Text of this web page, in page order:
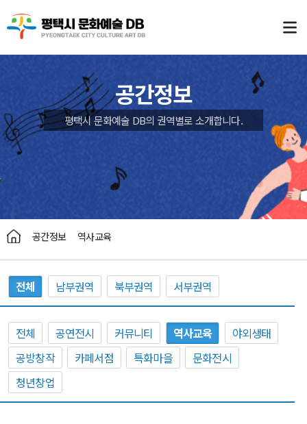
공간정보
평택시 문화예술 DB의 권역별로 소개합니다.
공간정보 역사교육
전체 남부권역 북부권역 서부권역
전체 공연전시 커뮤니티 역사교육
야외생태
공방창작
카페서점 특화마을
문화전시
청년창업